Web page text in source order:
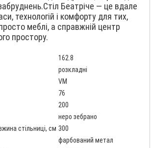
Беатріче — це вдале
технологій і комфорту для тих,
меблі, а справжній центр
простору.
162.8
розкладні
VM
76
200
неро зебрано
стільниці, см 300
фарбований метал